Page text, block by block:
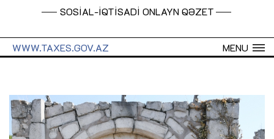
SOSİAL-İQTİSADİ ONLAYN QƏZET
MENU
WWW.TAXES.GOV.AZ